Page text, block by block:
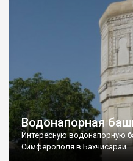
Водонапорная
Интересную водонапорную
Симферополя в Бахчисарай.